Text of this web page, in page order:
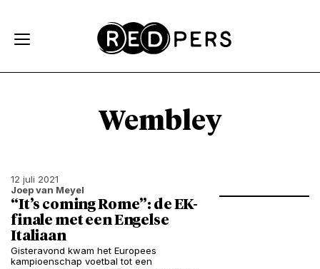
Wembley
12 juli 2021
Joep van Meyel
“It’s coming Rome”: de EK-
finale met een Engelse
Italiaan
Gisteravond kwam het Europees
kampioenschap voetbal tot een